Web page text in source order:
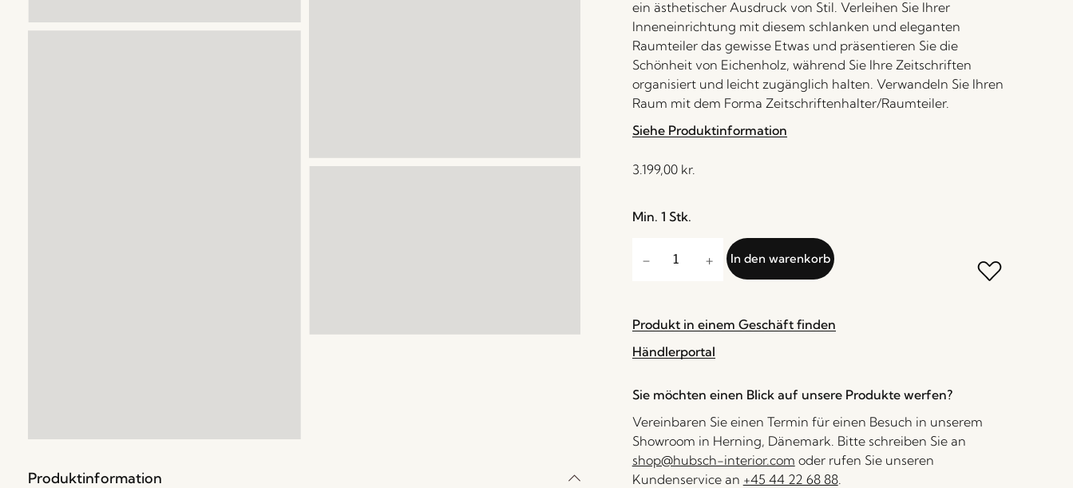
Produktinformation
ein ästhetischer Ausdruck von Stil. Verleihen Sie Ihrer
Inneneinrichtung mit diesem schlanken und eleganten
Raumteiler das gewisse Etwas und präsentieren Sie die
Schönheit von Eichenholz, während Sie Ihre Zeitschriften
organisiert und leicht zugänglich halten. Verwandeln Sie Ihren
Raum mit dem Forma Zeitschriftenhalter/Raumteiler.
Siehe Produktinformation
3.199,00 kr.
Min. 1 Stk.
In den warenkorb
Produkt in einem Geschäft finden
Händlerportal
Sie möchten einen Blick auf unsere Produkte werfen?
Vereinbaren Sie einen Termin für einen Besuch in unserem
Showroom in Herning, Dänemark. Bitte schreiben Sie an
shop@hubsch-interior.com oder rufen Sie unseren
Kundenservice an +45 44 22 68 88.